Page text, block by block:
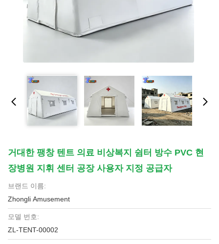
거대한 팽창 텐트 의료 비상복지 쉼터 방수 PVC 현
장병원 지휘 센터 공장 사용자 지정 공급자
브랜드 이름:
Zhongli Amusement
모델 번호:
ZL-TENT-00002